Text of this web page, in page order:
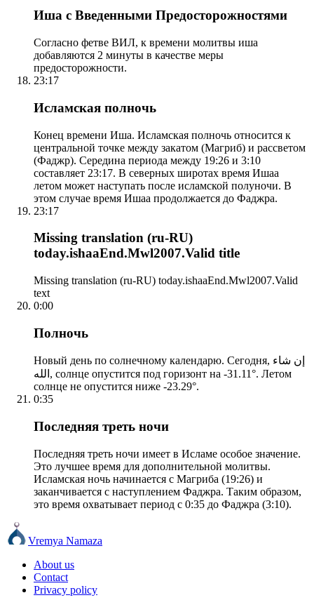
Иша с Введенными Предосторожностями
Согласно фетве ВИЛ, к времени молитвы иша
добавляются 2 минуты в качестве меры
предосторожности.
23:17
Исламская полночь
Конец времени Иша. Исламская полночь относится к
центральной точке между закатом (Магриб) и рассветом
(Фаджр). Середина периода между 19:26 и 3:10
составляет 23:17. В северных широтах время Ишаа
летом может наступать после исламской полуночи. В
этом случае время Ишаа продолжается до Фаджра.
23:17
Missing translation (ru-RU)
today.ishaaEnd.Mwl2007.Valid title
Missing translation (ru-RU) today.ishaaEnd.Mwl2007.Valid
text
0:00
Полночь
Новый день по солнечному календарю. Сегодня, إن شاء
الله, солнце опустится под горизонт на -31.11°. Летом
солнце не опустится ниже -23.29°.
0:35
Последняя треть ночи
Последняя треть ночи имеет в Исламе особое значение.
Это лучшее время для дополнительной молитвы.
Исламская ночь начинается с Магриба (19:26) и
заканчивается с наступлением Фаджра. Таким образом,
это время охватывает период с 0:35 до Фаджра (3:10).
Vremya Namaza
About us
Contact
Privacy policy